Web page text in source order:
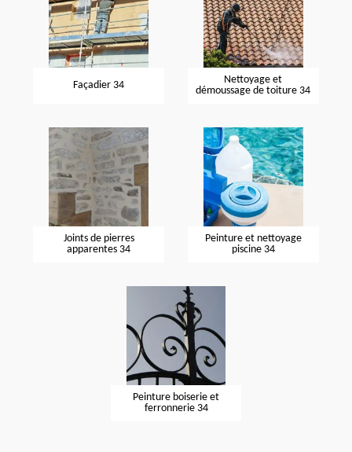
Façadier 34
Nettoyage et
démoussage de toiture 34
Joints de pierres
apparentes 34
Peinture et nettoyage
piscine 34
Peinture boiserie et
ferronnerie 34